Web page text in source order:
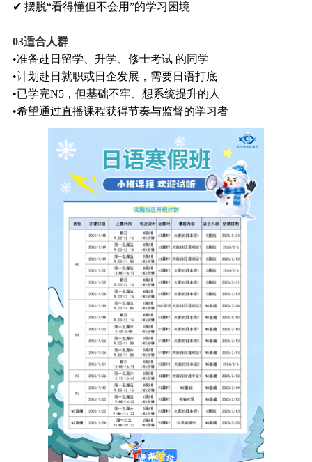
✔ 摆脱“看得懂但不会用”的学习困境
03适合人群
•准备赴日留学、升学、修士考试 的同学
•计划赴日就职或日企发展，需要日语打底
•已学完N5，但基础不牢、想系统提升的人
•希望通过直播课程获得节奏与监督的学习者